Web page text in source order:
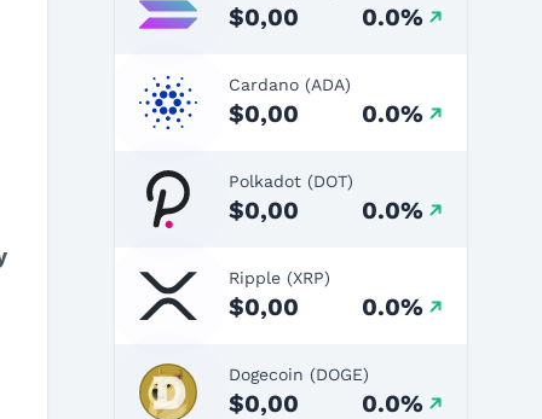
$0,00 0.0%
Cardano (ADA)
$0,00 0.0%
Polkadot (DOT)
$0,00 0.0%
Ripple (XRP)
$0,00 0.0%
Dogecoin (DOGE)
$0,00 0.0%